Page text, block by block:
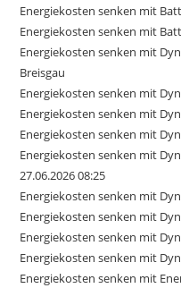
Energiekosten senken mit
Energiekosten senken mit
Energiekosten senken mit
Breisgau
Energiekosten senken mit
Energiekosten senken mit
Energiekosten senken mit
Energiekosten senken mit
27.06.2026 08:25
Energiekosten senken mit
Energiekosten senken mit
Energiekosten senken mit
Energiekosten senken mit
Energiekosten senken mit